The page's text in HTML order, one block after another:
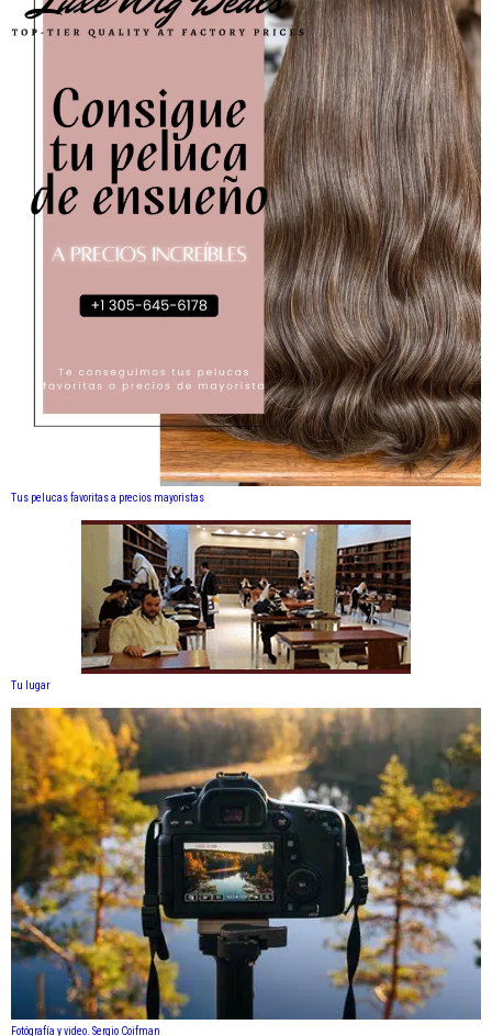
Tus pelucas favoritas a precios mayoristas
Tu lugar
Fotógrafía y video. Sergio Coifman